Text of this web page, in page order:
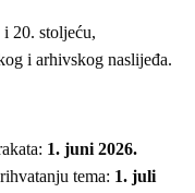
20. stoljeću,
i arhivskog naslijeđa.
1. juni 2026.
tema: 1. juli